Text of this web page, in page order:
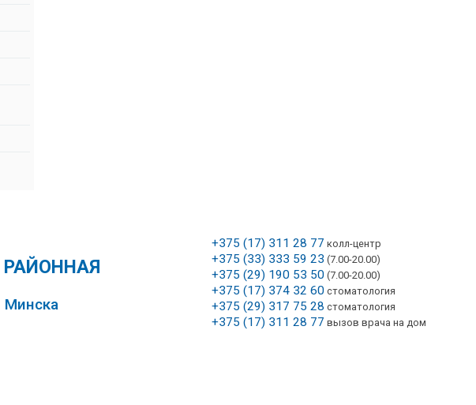
РАЙОННАЯ
Минска
+375 (17) 311 28 77 колл-центр
+375 (33) 333 59 23 (7.00-20.00)
+375 (29) 190 53 50(7.00-20.00)
+375 (17) 374 32 60стоматология
+375 (29) 317 75 28 стоматология
+375 (17) 311 28 77 вызов врача на дом